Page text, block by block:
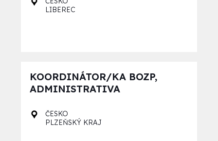
LIBEREC
KOORDINÁTOR/KA BOZP,
ADMINISTRATIVA
ČESKO
PLZEŇSKÝ KRAJ